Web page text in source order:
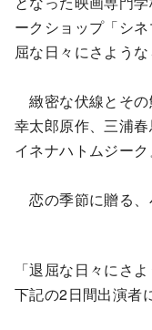
ークショップ「シ
屈な日々にさような
緻密な伏線とその
幸太郎原作、三浦
イネナハトムジーク
恋の季節に贈る、
「退屈な日々にさ
下記の2日間出演者